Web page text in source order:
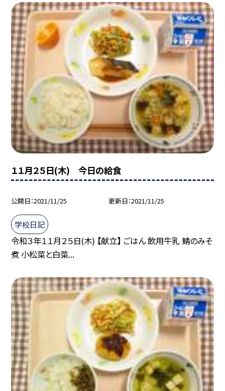
１１月２５日(木) 今日の給食
公開日 2021/11/25 更新日 2021/11/25
学校日記
令和３年１１月２５日(木) 【献立】 ごはん 飲用牛乳 鯖のみそ
煮 小松菜と白菜...